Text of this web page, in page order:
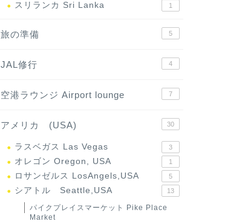
スリランカ Sri Lanka 1
旅の準備 5
JAL修行 4
空港ラウンジ Airport lounge 7
アメリカ (USA) 30
ラスベガス Las Vegas 3
オレゴン Oregon, USA 1
ロサンゼルス LosAngels,USA 5
シアトル Seattle,USA 13
パイクプレイスマーケット Pike Place
Market